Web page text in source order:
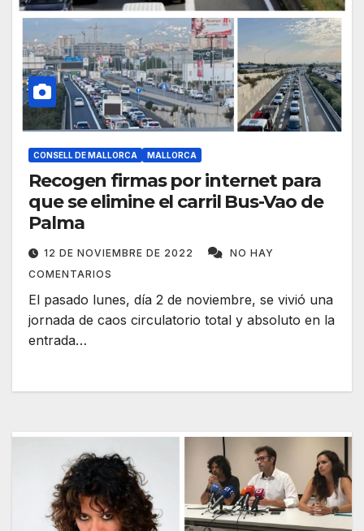
CONSELL DE MALLORCA MALLORCA
Recogen firmas por internet para
que se elimine el carril Bus-Vao de
Palma
12 DE NOVIEMBRE DE 2022
NO HAY
COMENTARIOS
El pasado lunes, día 2 de noviembre, se vivió una
jornada de caos circulatorio total y absoluto en la
entrada…